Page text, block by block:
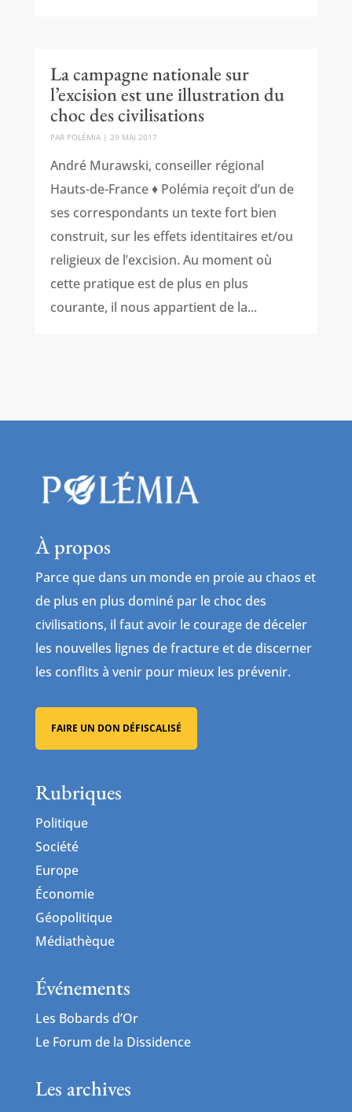
La campagne nationale sur
l’excision est une illustration du
choc des civilisations
PAR POLÉMIA| 29 MAI 2017
André Murawski, conseiller régional
Hauts-de-France ♦ Polémia reçoit d’un de
ses correspondants un texte fort bien
construit, sur les effets identitaires et/ou
religieux de l’excision. Au moment où
cette pratique est de plus en plus
courante, il nous appartient de la...
À propos
Parce que dans un monde en proie au chaos et
de plus en plus dominé par le choc des
civilisations, il faut avoir le courage de déceler
les nouvelles lignes de fracture et de discerner
les conflits à venir pour mieux les prévenir.
FAIRE UN DON DÉFISCALISÉ
Rubriques
Politique
Société
Europe
Économie
Géopolitique
Médiathèque
Événements
Les Bobards d’Or
Le Forum de la Dissidence
Les archives